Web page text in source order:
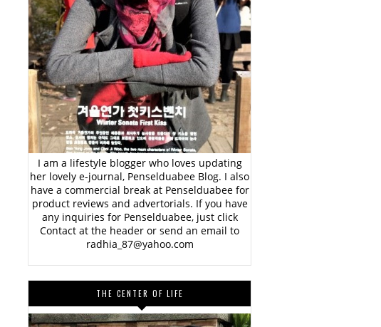
I am a lifestyle blogger who loves updating
her lovely e-journal, Penselduabee Blog. I also
have a commercial break at Penselduabee for
product reviews and advertorials. If you have
any inquiries for Penselduabee, just click
Contact at the header or send an email to
radhia_87@yahoo.com
THE CENTER OF LIFE